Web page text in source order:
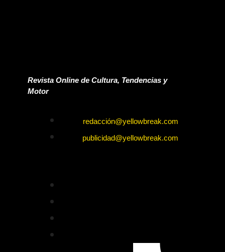
Revista Online de Cultura, Tendencias y
Motor
redacción@yellowbreak.com
publicidad@yellowbreak.com